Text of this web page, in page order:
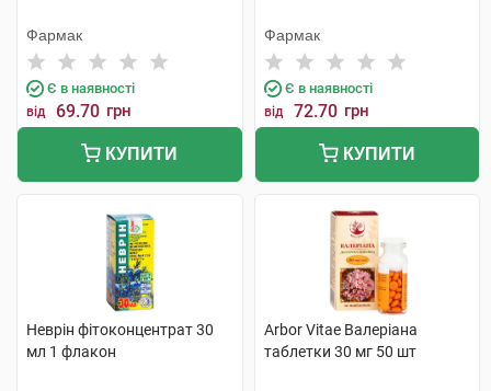
Фармак
Є в наявності
від 69.70 грн
КУПИТИ
Фармак
Є в наявності
від 72.70 грн
КУПИТИ
Неврін фітоконцентрат 30
мл 1 флакон
Arbor Vitae Валеріана
таблетки 30 мг 50 шт